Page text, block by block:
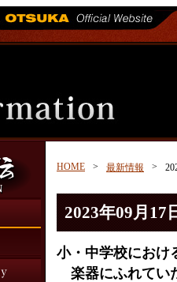
HOME > 最新情報 >
2023年09月17
小・中学校におけ
楽器にふれてい